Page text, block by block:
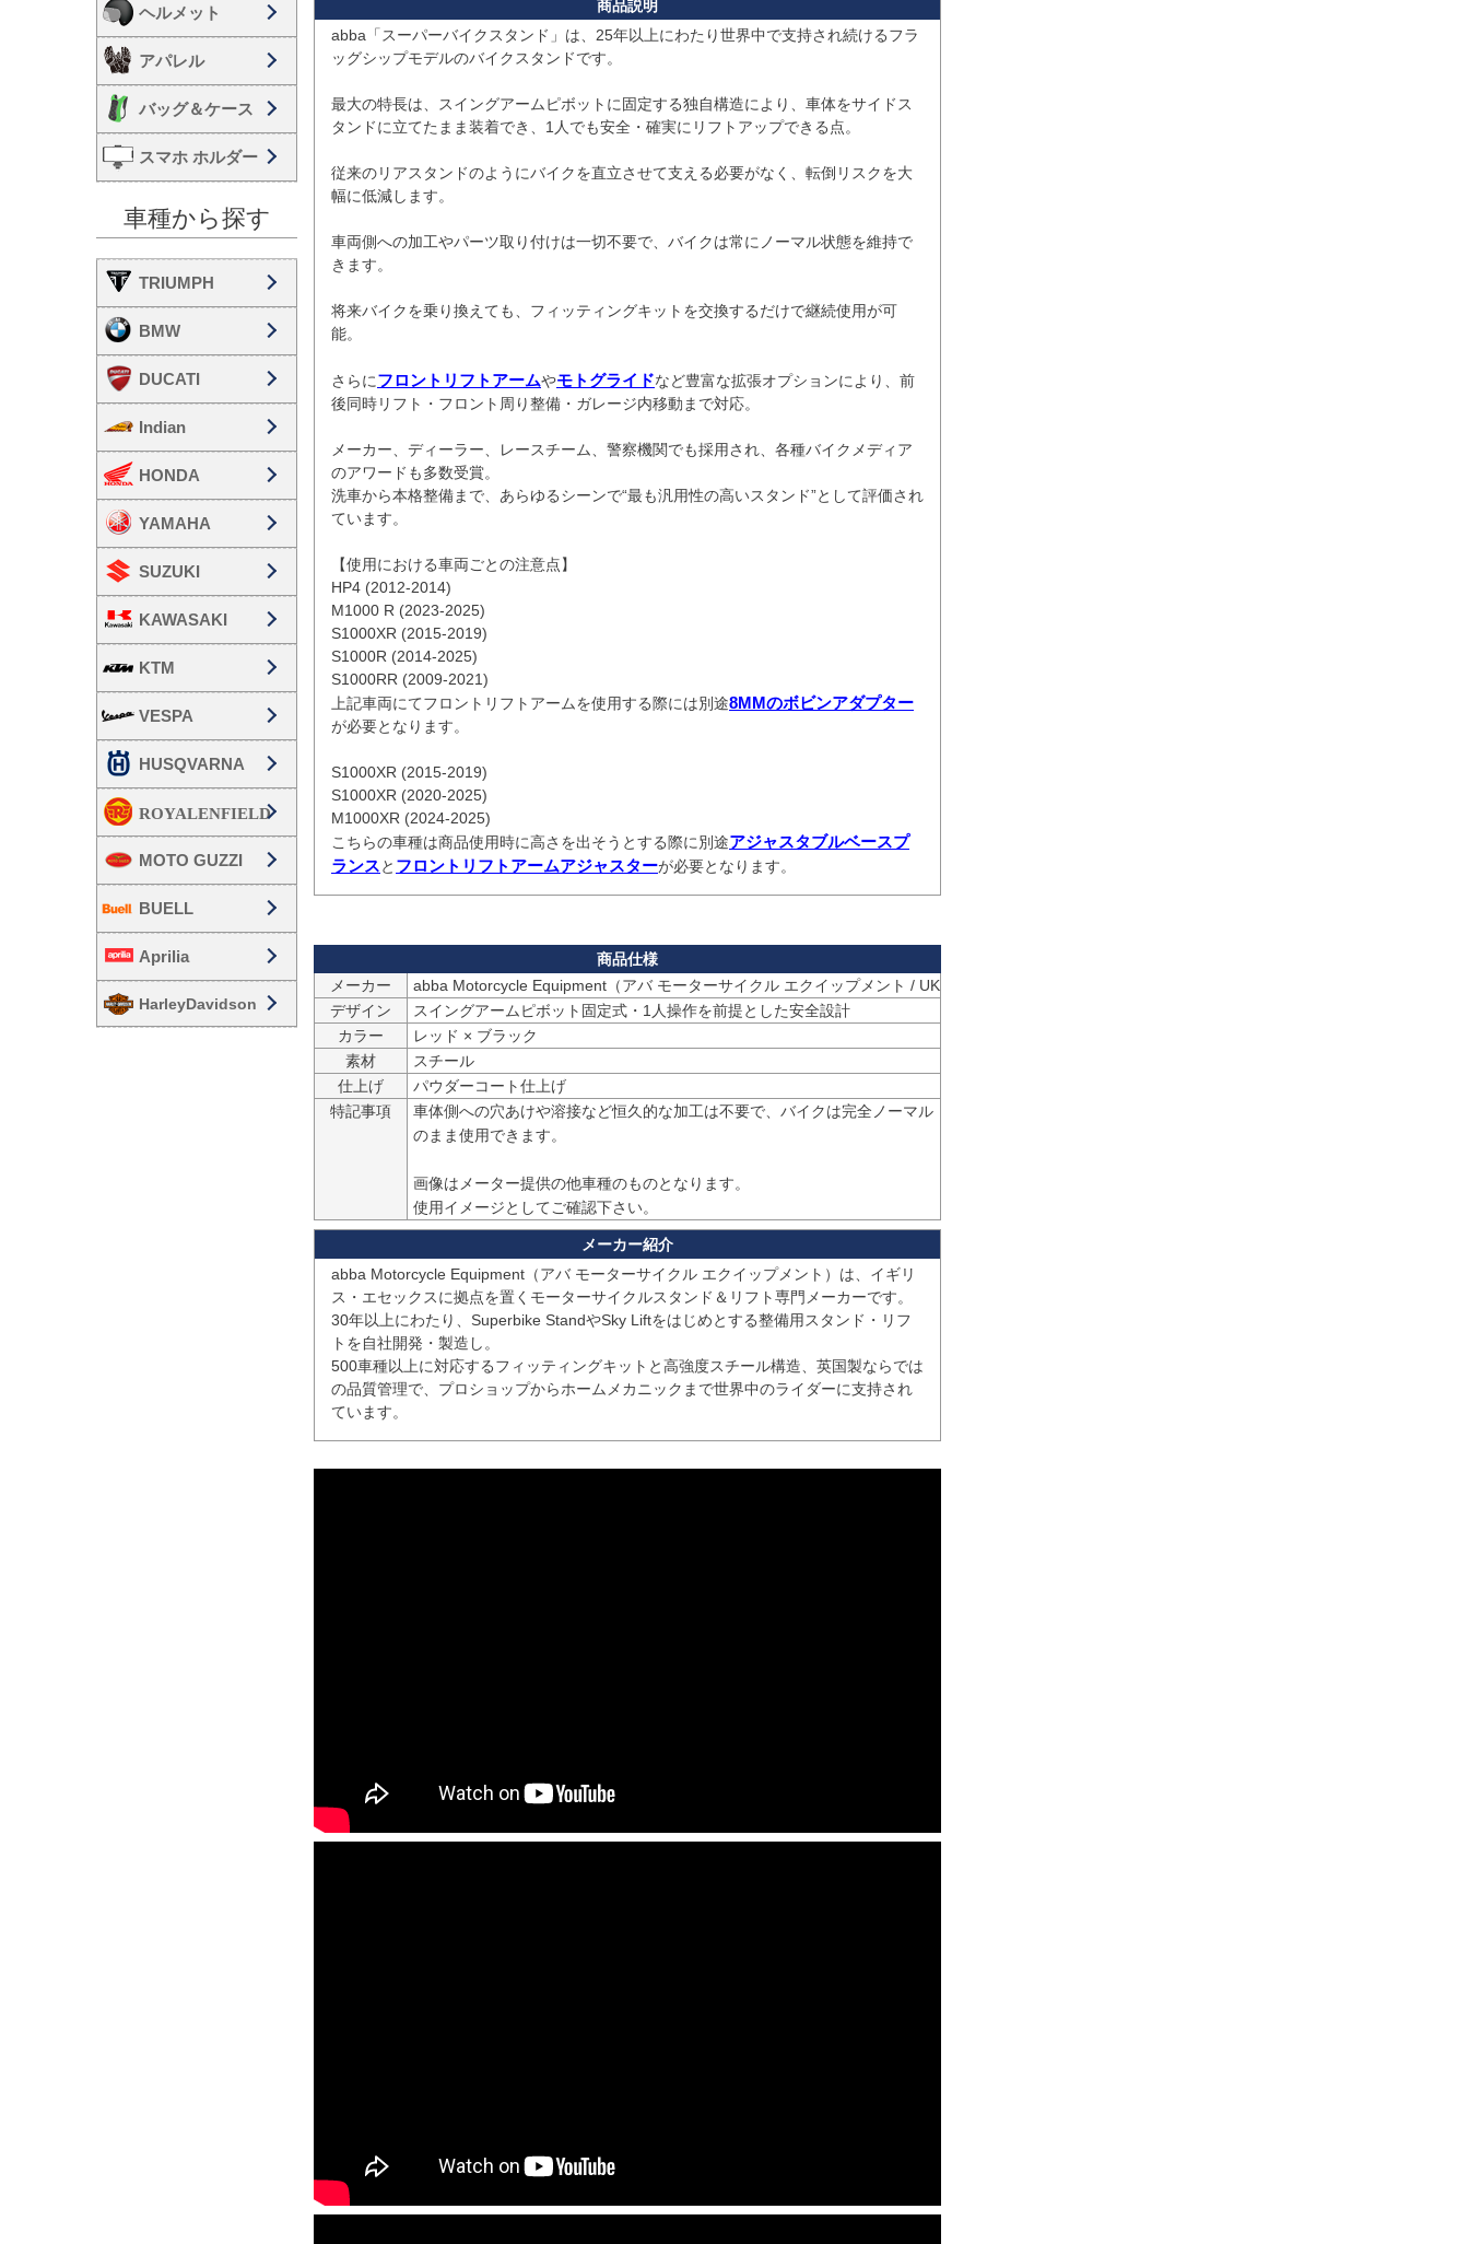
ヘルメット
アパレル
バッグ＆ケース
スマホ ホルダー
車種から探す
TRIUMPH
BMW
DUCATI
Indian
HONDA
YAMAHA
SUZUKI
KAWASAKI
KTM
VESPA
HUSQVARNA
MOTO GUZZI
BUELL
Aprilia
HarleyDavidson
abba「スーパーバイクスタンド」は、25年以上にわたり世界中で支持され続けるフラ
ッグシップモデルのバイクスタンドです。
最大の特長は、スイングアームピボットに固定する独自構造により、車体をサイドス
タンドに立てたまま装着でき、1人でも安全・確実にリフトアップできる点。
従来のリアスタンドのようにバイクを直立させて支える必要がなく、転倒リスクを大
幅に低減します。
車両側への加工やパーツ取り付けは一切不要で、バイクは常にノーマル状態を維持で
きます。
将来バイクを乗り換えても、フィッティングキットを交換するだけで継続使用が可
能。
さらにフロントリフトアームやモトグライドなど豊富な拡張オプションにより、前
後同時リフト・フロント周り整備・ガレージ内移動まで対応。
メーカー、ディーラー、レースチーム、警察機関でも採用され、各種バイクメディア
のアワードも多数受賞。
洗車から本格整備まで、あらゆるシーンで“最も汎用性の高いスタンド”として評価され
ています。
【使用における車両ごとの注意点】
HP4 (2012-2014)
M1000 R (2023-2025)
S1000XR (2015-2019)
S1000R (2014-2025)
S1000RR (2009-2021)
上記車両にてフロントリフトアームを使用する際には別途8MMのボビンアダプター
が必要となります。
S1000XR (2015-2019)
S1000XR (2020-2025)
M1000XR (2024-2025)
こちらの車種は商品使用時に高さを出そうとする際に別途アジャスタブルベースプ
ランスと フロントリフトアームアジャスターが必要となります。
メーカー
abba Motorcycle Equipment（アバ モーターサイクル エクイップメント / UK
デザイン
スイングアームピボット固定式・1人操作を前提とした安全設計
カラー
レッド × ブラック
素材
スチール
仕上げ
パウダーコート仕上げ
特記事項
車体側への穴あけや溶接など恒久的な加工は不要で、バイクは完全ノーマル
のまま使用できます。
画像はメーター提供の他車種のものとなります。
使用イメージとしてご確認下さい。
abba Motorcycle Equipment（アバ モーターサイクル エクイップメント）は、イギリ
ス・エセックスに拠点を置くモーターサイクルスタンド＆リフト専門メーカーです。
30年以上にわたり、Superbike StandやSky Liftをはじめとする整備用スタンド・リフ
トを自社開発・製造し。
500車種以上に対応するフィッティングキットと高強度スチール構造、英国製ならでは
の品質管理で、プロショップからホームメカニックまで世界中のライダーに支持され
ています。